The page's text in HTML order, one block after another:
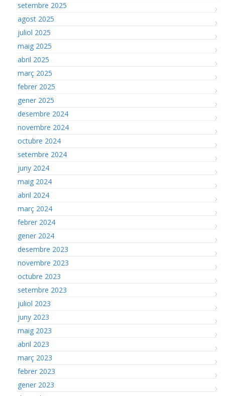
setembre 2025
agost 2025
juliol 2025
maig 2025
abril 2025
març 2025
febrer 2025
gener 2025
desembre 2024
novembre 2024
octubre 2024
setembre 2024
juny 2024
maig 2024
abril 2024
març 2024
febrer 2024
gener 2024
desembre 2023
novembre 2023
octubre 2023
setembre 2023
juliol 2023
juny 2023
maig 2023
abril 2023
març 2023
febrer 2023
gener 2023